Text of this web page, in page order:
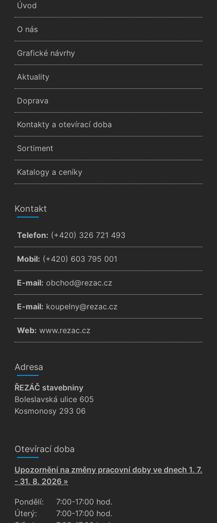
Úvod
O nás
Grafické návrhy
Aktuality
Doprava
Kontakty a otevírací doba
Sortiment
Katalogy a ceníky
Kontakt
Telefon: (+420) 326 721 493
Mobil: (+420) 603 795 001
E-mail: zc.cazer@dohcbo
E-mail: zc.cazer@ynlepuok
Web: www.rezac.cz
Adresa
ŘEZÁČ stavebniny
Boleslavská ulice 605
Kosmonosy 293 06
Otevírací doba
Upozornění na změny pracovní doby ve dnech 1. 7.
- 31. 8. 2026 »
Pondělí:
Úterý:
7:00-17:00 hod.
7:00-17:00 hod.